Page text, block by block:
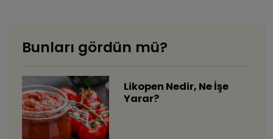
Bunları gördün mü?
Likopen Nedir, Ne İşe
Yarar?